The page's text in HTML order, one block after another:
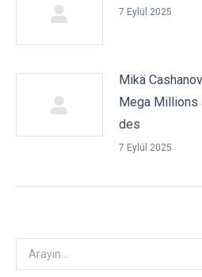
7 Eylül 2025
Mikä
Mega Millions
des
7 Eylül 2025
Arayın: